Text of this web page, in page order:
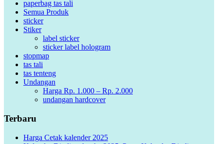
paperbag tas tali
Semua Produk
sticker
Stiker
label sticker
sticker label hologram
stopmap
tas tali
tas tenteng
Undangan
Harga Rp. 1.000 – Rp. 2.000
undangan hardcover
Terbaru
Harga Cetak kalender 2025